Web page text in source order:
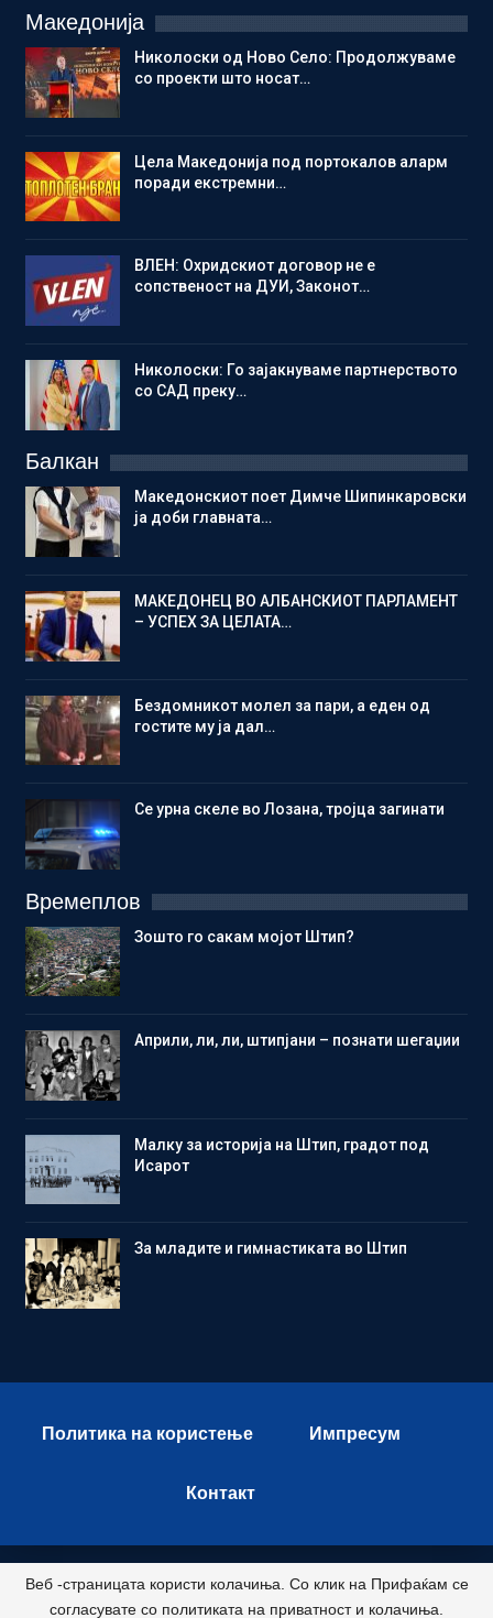
Македонија
Николоски од Ново Село: Продолжуваме
со проекти што носат…
Цела Македонија под портокалов аларм
поради екстремни…
ВЛЕН: Охридскиот договор не е
сопственост на ДУИ, Законот…
Николоски: Го зајакнуваме партнерството
со САД преку…
Балкан
Македонскиот поет Димче Шипинкаровски
ја доби главната…
МАКЕДОНЕЦ ВО АЛБАНСКИОТ ПАРЛАМЕНТ
– УСПЕХ ЗА ЦЕЛАТА…
Бездомникот молел за пари, а еден од
гостите му ја дал…
Се урна скеле во Лозана, тројца загинати
Времеплов
Зошто го сакам мојот Штип?
Aприли, ли, ли, штипјани – познати шегаџии
Малку за историја на Штип, градот под
Исарот
Зa младите и гимнастиката во Штип
Политика на користење Импресум
Контакт
© 2026 - Istok Press. All Rights Reserved.
Веб -страницата користи колачиња. Со клик на Прифаќам се
согласувате со политиката на приватност и колачиња.